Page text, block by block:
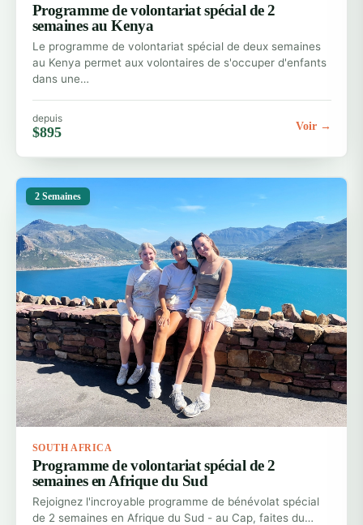
Programme de volontariat spécial de 2
semaines au Kenya
Le programme de volontariat spécial de deux semaines
au Kenya permet aux volontaires de s'occuper d'enfants
dans une…
depuis
$895 Voir →
2 Semaines
SOUTH AFRICA
Programme de volontariat spécial de 2
semaines en Afrique du Sud
Rejoignez l'incroyable programme de bénévolat spécial
de 2 semaines en Afrique du Sud - au Cap, faites du…